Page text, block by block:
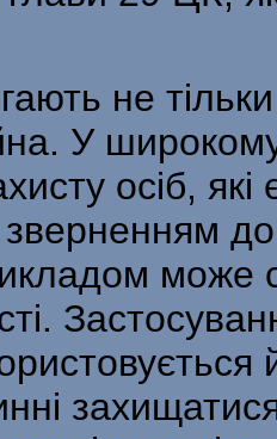
не
У
осіб,
зверненням
може